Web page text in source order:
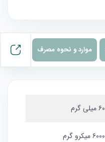
موارد و نحوه مصرف
۶۰ میلی گرم
۶۰۰۰ میکرو گرم